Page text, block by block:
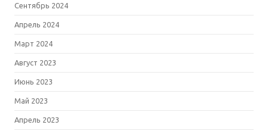
Сентябрь 2024
Апрель 2024
Март 2024
Август 2023
Июнь 2023
Май 2023
Апрель 2023